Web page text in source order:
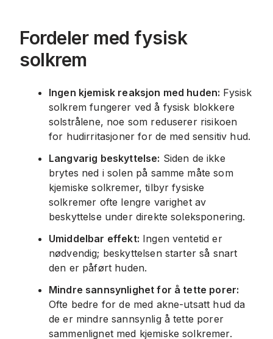
Fordeler med fysisk
solkrem
Ingen kjemisk reaksjon med huden: Fysisk
solkrem fungerer ved å fysisk blokkere
solstrålene, noe som reduserer risikoen
for hudirritasjoner for de med sensitiv hud.
Langvarig beskyttelse: Siden de ikke
brytes ned i solen på samme måte som
kjemiske solkremer, tilbyr fysiske
solkremer ofte lengre varighet av
beskyttelse under direkte soleksponering.
Umiddelbar effekt: Ingen ventetid er
nødvendig; beskyttelsen starter så snart
den er påført huden.
Mindre sannsynlighet for å tette porer:
Ofte bedre for de med akne-utsatt hud da
de er mindre sannsynlig å tette porer
sammenlignet med kjemiske solkremer.